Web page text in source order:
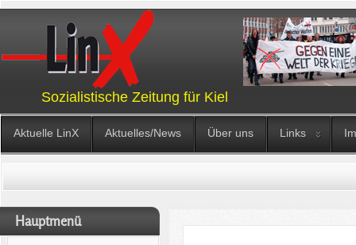
Sozialistische Zeitung für Kiel
Aktuelle LinX Aktuelles/News Über uns Links
Hauptmenü